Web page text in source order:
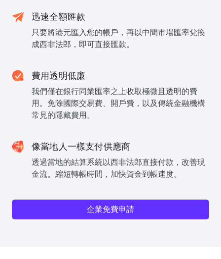
迅速全額匯款
只要將港元匯入您的帳戶，再以中間市場匯率兌換
成西非法郎，即可直接匯款。
費用透明低廉
我們僅在銀行同業匯率之上收取極微且透明的費
用。免除國際交易費、開戶費，以及傳統金融機構
常見的隱藏費用。
像當地人一樣支付供應商
透過當地的結算系統以西非法郎直接付款，改善現
金流。縮短轉帳時間，加快資金到帳速度。
企業免費申請